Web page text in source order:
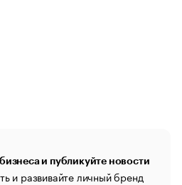
и публикуйте новости
и развивайте личный бренд